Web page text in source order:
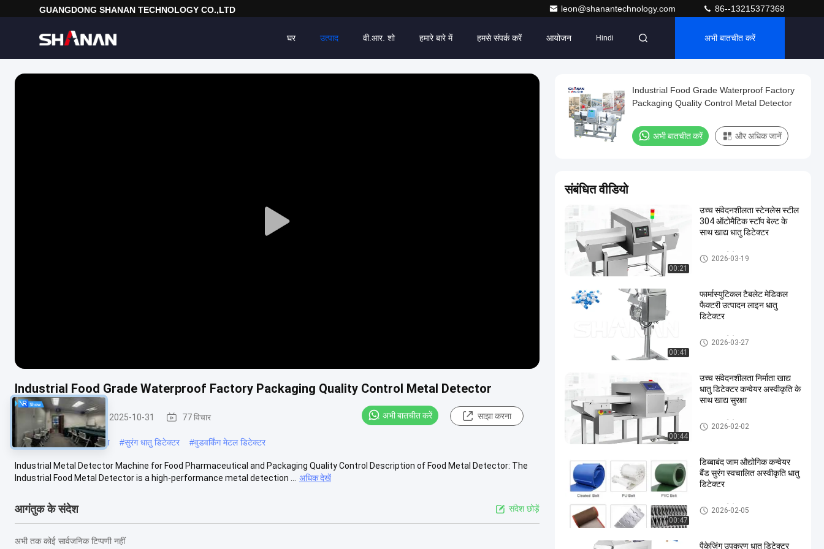
GUANGDONG SHANAN TECHNOLOGY CO.,LTD leon@shanantechnology.com 86--13215377368
घर उत्पाद वी.आर. शो हमारे बारे में हमसे संपर्क करें आयोजन Hindi अभी बातचीत करें
Play
Industrial Food Grade Waterproof Factory Packaging Quality Control Metal Detector
खाद्य धातु डिटेक्टर 2025-10-31 77 विचार अभी बातचीत करें साझा करना
#धातु का पता लगाने के उपकरण #सुरंग धातु डिटेक्टर #वुडवर्किंग मेटल डिटेक्टर
Industrial Metal Detector Machine for Food Pharmaceutical and Packaging Quality Control Description of Food Metal Detector: The
Industrial Food Metal Detector is a high-performance metal detection ...
अधिक देखें
आगंतुक के संदेश संदेश छोड़ें
अभी तक कोई सार्वजनिक टिप्पणी नहीं
Industrial Food Grade Waterproof Factory
Packaging Quality Control Metal Detector
अभी बातचीत करें और अधिक जानें
संबंधित वीडियो
00:21
उच्च संवेदनशीलता स्टेनलेस स्टील
304 ऑटोमैटिक स्टॉप बेल्ट के
साथ खाद्य धातु डिटेक्टर
खाद्य धातु डिटेक्टर
2026-03-19
00:41
फार्मास्युटिकल टैबलेट मेडिकल
फैक्टरी उत्पादन लाइन धातु
डिटेक्टर
खाद्य धातु डिटेक्टर
2026-03-27
00:44
उच्च संवेदनशीलता निर्माता खाद्य
धातु डिटेक्टर कन्वेयर अस्वीकृति के
साथ खाद्य सुरक्षा
खाद्य धातु डिटेक्टर
2026-02-02
00:47
डिब्बाबंद जाम औद्योगिक कन्वेयर
बैंड सुरंग स्वचालित अस्वीकृति धातु
डिटेक्टर
खाद्य धातु डिटेक्टर
2026-02-05
पैकेजिंग उपकरण धातु डिटेक्टर